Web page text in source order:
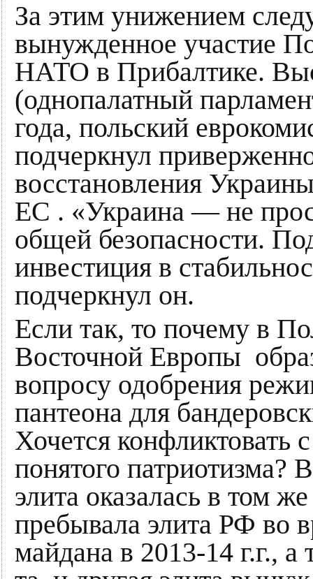
За этим унижением
вынужденное участие
НАТО в Прибалтике.
(однопалатный
года, польский
подчеркнул
восстановления
ЕС . «Украина — не
общей безопасности.
инвестиция в
подчеркнул он.
Если так, то почему в
Восточной Европы
вопросу одобрения
пантеона для
Хочется
понятого патриотизма?
элита оказалась в том
пребывала элита РФ во
майдана в 2013-14 г.г.,